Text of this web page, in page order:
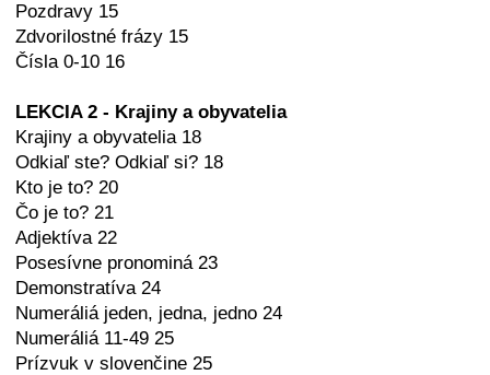
Pozdravy 15
Zdvorilostné frázy 15
Čísla 0-10 16
LEKCIA 2 - Krajiny a obyvatelia
Krajiny a obyvatelia 18
Odkiaľ ste? Odkiaľ si? 18
Kto je to? 20
Čo je to? 21
Adjektíva 22
Posesívne pronominá 23
Demonstratíva 24
Numeráliá jeden, jedna, jedno 24
Numeráliá 11-49 25
Prízvuk v slovenčine 25